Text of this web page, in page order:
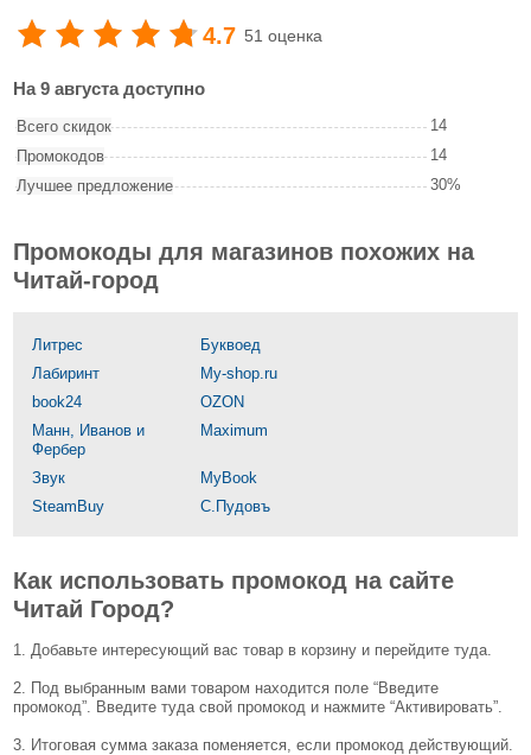
4.7 51 оценка
На 9 августа доступно
Всего скидок
14
Промокодов
14
Лучшее предложение
30%
Промокоды для магазинов похожих на
Читай-город
Литрес
Буквоед
Лабиринт
My-shop.ru
book24
OZON
Манн, Иванов и
Фербер
Maximum
Звук
MyBook
SteamBuy
С.Пудовъ
Как использовать промокод на сайте
Читай Город?
1. Добавьте интересующий вас товар в корзину и перейдите туда.
2. Под выбранным вами товаром находится поле “Введите
промокод”. Введите туда свой промокод и нажмите “Активировать”.
3. Итоговая сумма заказа поменяется, если промокод действующий.